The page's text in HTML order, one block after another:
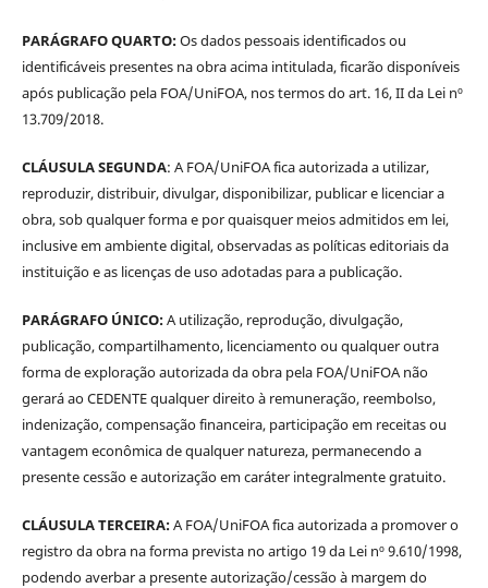
PARÁGRAFO QUARTO:Os dados pessoais identificados ou
identificáveis presentes na obra acima intitulada, ficarão disponíveis
após publicação pela FOA/UniFOA, nos termos do art. 16, II da Lei nº
13.709/2018.
CLÁUSULA SEGUNDA: A FOA/UniFOA fica autorizada a utilizar,
reproduzir, distribuir, divulgar, disponibilizar, publicar e licenciar a
obra, sob qualquer forma e por quaisquer meios admitidos em lei,
inclusive em ambiente digital, observadas as políticas editoriais da
instituição e as licenças de uso adotadas para a publicação.
PARÁGRAFO ÚNICO:A utilização, reprodução, divulgação,
publicação, compartilhamento, licenciamento ou qualquer outra
forma de exploração autorizada da obra pela FOA/UniFOA não
gerará ao CEDENTE qualquer direito à remuneração, reembolso,
indenização, compensação financeira, participação em receitas ou
vantagem econômica de qualquer natureza, permanecendo a
presente cessão e autorização em caráter integralmente gratuito.
CLÁUSULA TERCEIRA:A FOA/UniFOA fica autorizada a promover o
registro da obra na forma prevista no artigo 19 da Lei nº 9.610/1998,
podendo averbar a presente autorização/cessão à margem do